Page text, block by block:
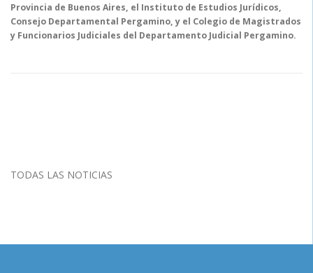
Provincia de Buenos Aires, el Instituto de Estudios Jurídicos,
Consejo Departamental Pergamino, y el Colegio de Magistrados
y Funcionarios Judiciales del Departamento Judicial Pergamino.
TODAS LAS NOTICIAS